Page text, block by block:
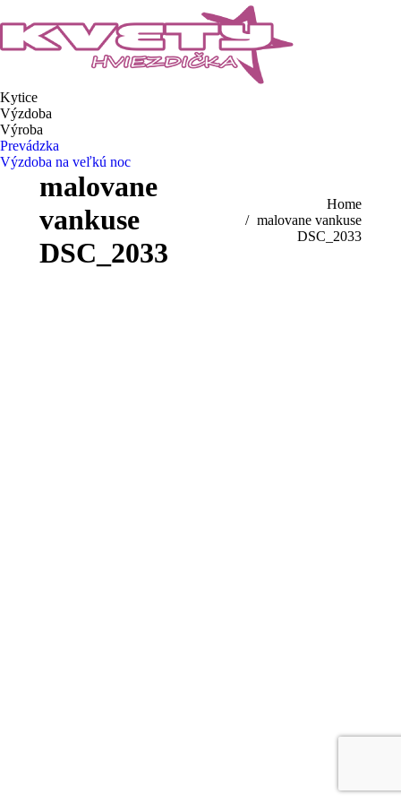
Kytice
Výzdoba
Výroba
Prevádzka
Výzdoba na veľkú noc
malovane
vankuse
DSC_2033
Home
malovane vankuse
DSC_2033